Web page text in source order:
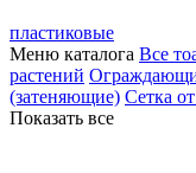
пластиковые
Меню каталога Все
растений
(затеняющие) Сетка
Показать все